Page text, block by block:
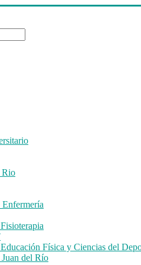
Rio
Física y Ciencias del
del Río